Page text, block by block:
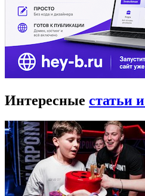
Интересные статьи